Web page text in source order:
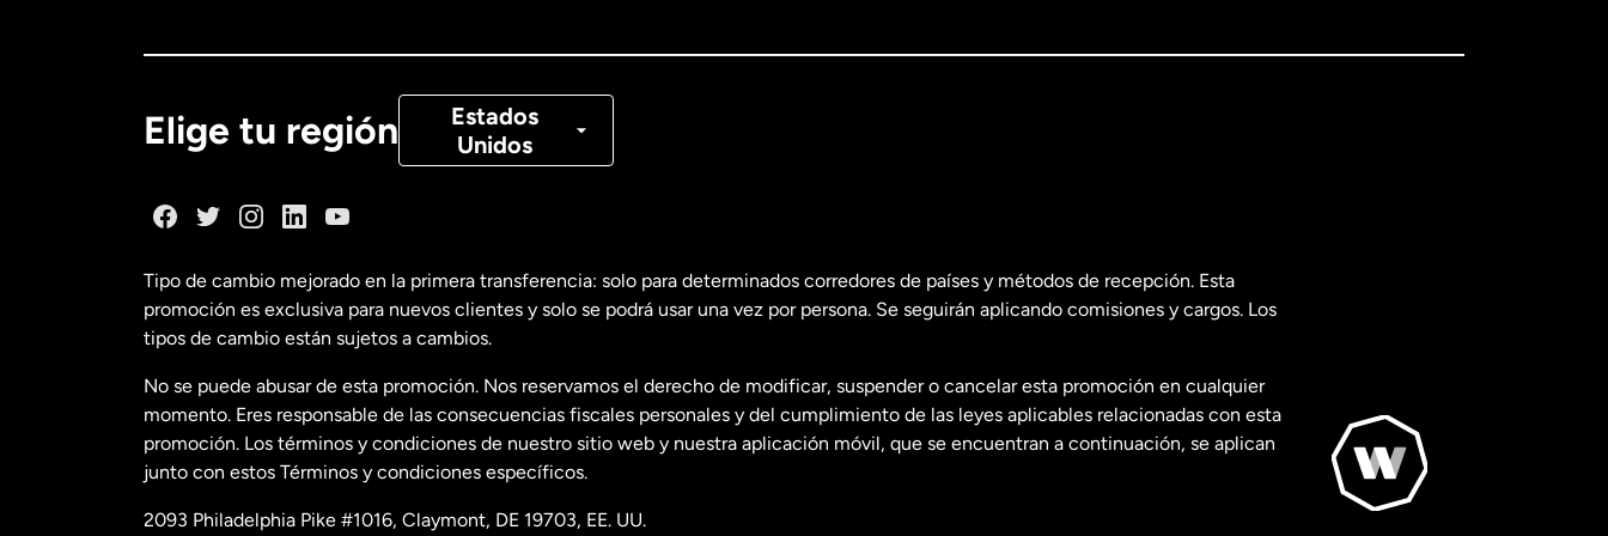
Elige tu región
Estados
Unidos
Canadá Français
Estados Unidos English
Estados Unidos Español
Francia
Tipo de cambio mejorado en la primera transferencia: solo para determinados corredores de países y métodos de recepción. Esta
promoción es exclusiva para nuevos clientes y solo se podrá usar una vez por persona. Se seguirán aplicando comisiones y cargos. Los
tipos de cambio están sujetos a cambios.
No se puede abusar de esta promoción. Nos reservamos el derecho de modificar, suspender o cancelar esta promoción en cualquier
momento. Eres responsable de las consecuencias fiscales personales y del cumplimiento de las leyes aplicables relacionadas con esta
promoción. Los términos y condiciones de nuestro sitio web y nuestra aplicación móvil, que se encuentran a continuación, se aplican
junto con estos Términos y condiciones específicos.
2093 Philadelphia Pike #1016, Claymont, DE 19703, EE. UU.